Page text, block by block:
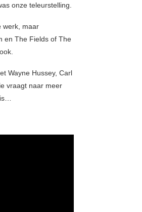
onze teleurstelling.
werk, maar
en The Fields of The
Wayne Hussey, Carl
vraagt naar meer